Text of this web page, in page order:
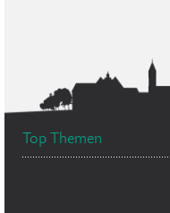
Top Themen